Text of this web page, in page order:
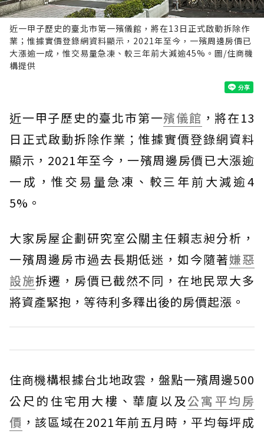
近一甲子歷史的臺北市第一殯儀館，將在13日正式啟動拆除作
業；惟據實價登錄網資料顯示，2021年至今，一殯周邊房價已
大漲逾一成，惟交易量急凍、較三年前大減逾45%。圖/住商機
構提供
近一甲子歷史的臺北市第一殯儀館 ，將在13
日正式啟動拆除作業；惟據實價登錄網資料
顯示，2021年至今，一殯周邊房價已大漲逾
一成，惟交易量急凍、較三年前大減逾4
5%。
大家房屋企劃研究室公關主任賴志昶分析，
一殯周邊房市過去長期低迷，如今隨著嫌惡
設施拆遷，房價已截然不同，在地民眾大多
將資產緊抱，等待利多釋出後的房價起漲。
住商機構根據台北地政雲，盤點一殯周邊500
公尺的住宅用大樓、華廈以及公寓 平均房
價 ，該區域在2021年前五月時，平均每坪成